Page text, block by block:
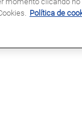
Política de